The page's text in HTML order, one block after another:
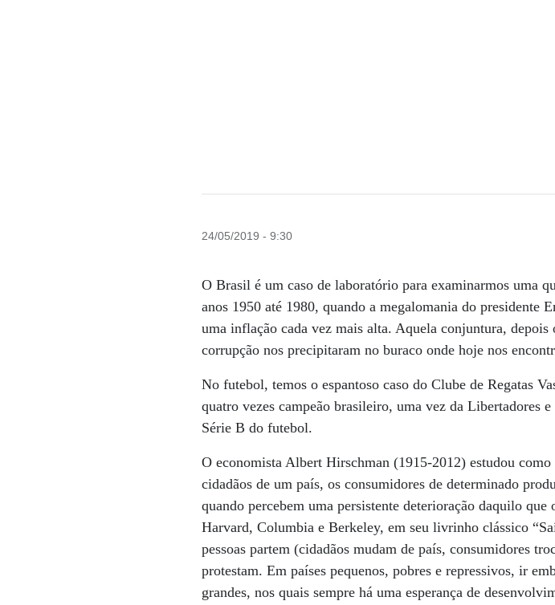
24/05/2019 - 9:30
O Brasil é um caso de laboratório para examinarmos uma
anos 1950 até 1980, quando a megalomania do presidente
uma inflação cada vez mais alta. Aquela conjuntura,
corrupção nos precipitaram no buraco onde hoje nos
No futebol, temos o espantoso caso do Clube de Regatas
quatro vezes campeão brasileiro, uma vez da Libertadores
Série B do futebol.
O economista Albert Hirschman (1915-2012) estudou
cidadãos de um país, os consumidores de determinado
quando percebem uma persistente deterioração daquilo que
Harvard, Columbia e Berkeley, em seu livrinho clássico
pessoas partem (cidadãos mudam de país, consumidores
protestam. Em países pequenos, pobres e repressivos, ir
grandes, nos quais sempre há uma esperança de